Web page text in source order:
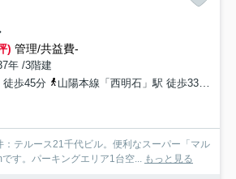
) 管理/共益費-
年 /3階建
徒歩45分
山陽本線「西明石」駅 徒歩33分
：テルース21千代ビル。便利なスーパー「マル
す。パーキングエリア1台空... もっと見る